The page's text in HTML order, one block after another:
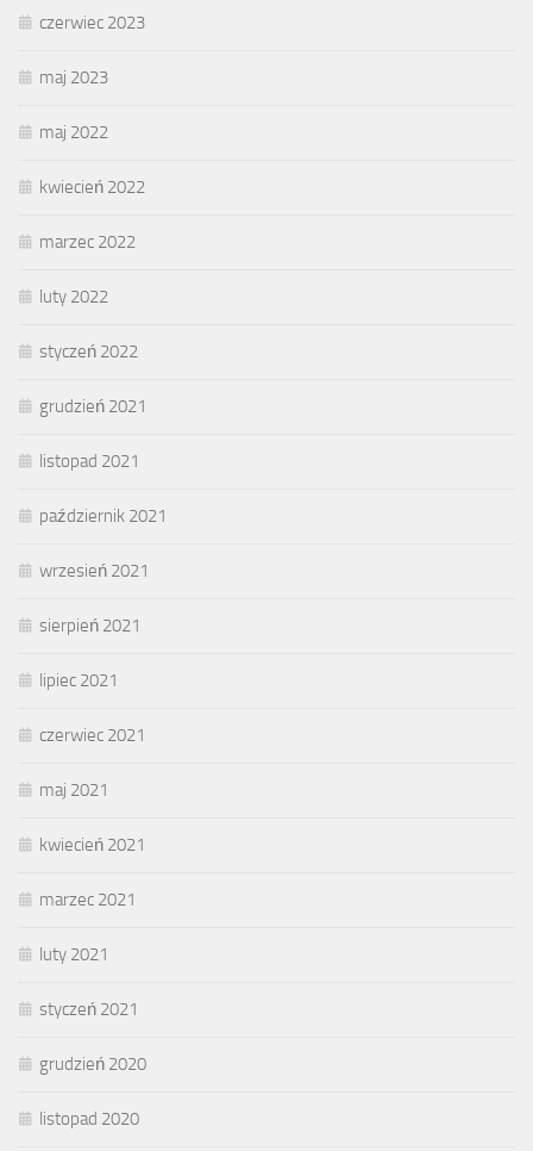
czerwiec 2023
maj 2023
maj 2022
kwiecień 2022
marzec 2022
luty 2022
styczeń 2022
grudzień 2021
listopad 2021
październik 2021
wrzesień 2021
sierpień 2021
lipiec 2021
czerwiec 2021
maj 2021
kwiecień 2021
marzec 2021
luty 2021
styczeń 2021
grudzień 2020
listopad 2020